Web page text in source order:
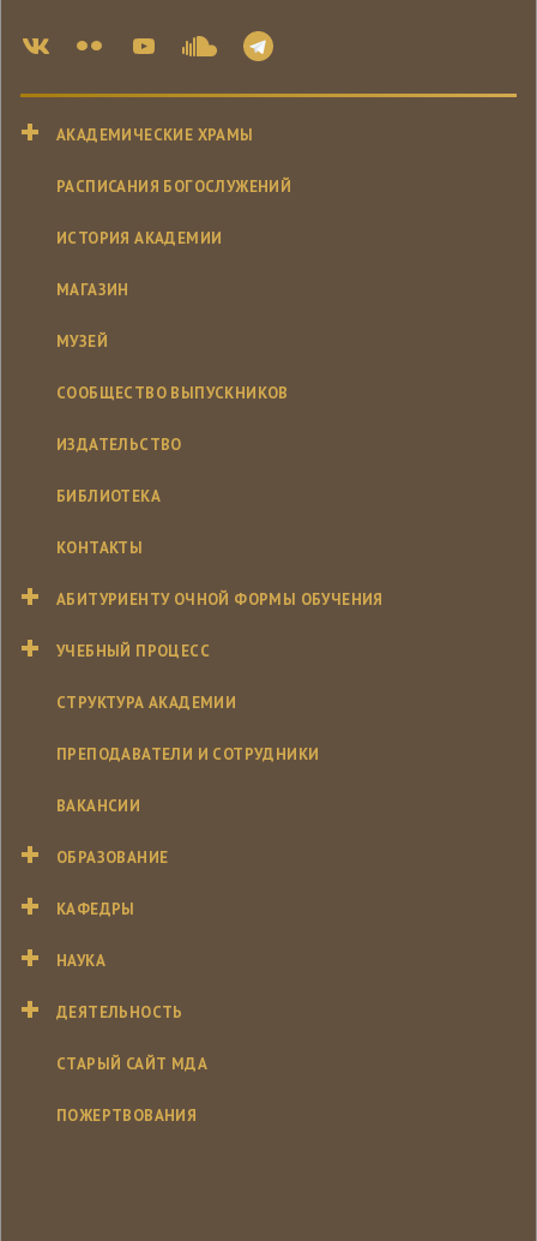
АКАДЕМИЧЕСКИЕ ХРАМЫ
РАСПИСАНИЯ БОГОСЛУЖЕНИЙ
ИСТОРИЯ АКАДЕМИИ
МАГАЗИН
МУЗЕЙ
СООБЩЕСТВО ВЫПУСКНИКОВ
ИЗДАТЕЛЬСТВО
БИБЛИОТЕКА
КОНТАКТЫ
АБИТУРИЕНТУ ОЧНОЙ ФОРМЫ ОБУЧЕНИЯ
УЧЕБНЫЙ ПРОЦЕСС
СТРУКТУРА АКАДЕМИИ
ПРЕПОДАВАТЕЛИ И СОТРУДНИКИ
ВАКАНСИИ
ОБРАЗОВАНИЕ
КАФЕДРЫ
НАУКА
ДЕЯТЕЛЬНОСТЬ
СТАРЫЙ САЙТ МДА
ПОЖЕРТВОВАНИЯ